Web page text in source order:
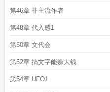
第46章 非主流作者
第48章 代入感1
第50章 文代会
第52章 搞文字能赚大钱
第54章 UFO1